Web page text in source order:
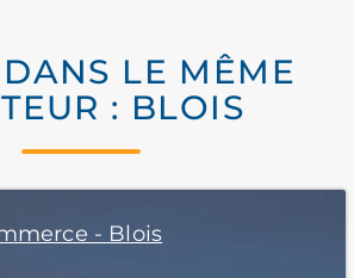
LE MÊME
: BLOIS
- Blois